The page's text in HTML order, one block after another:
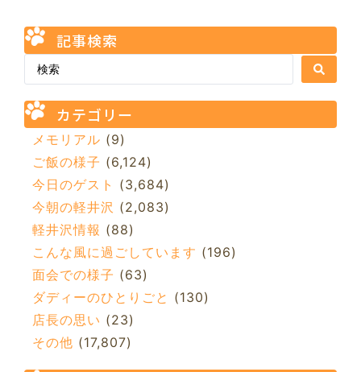
記事検索
カテゴリー
メモリアル (9)
ご飯の様子 (6,124)
今日のゲスト (3,684)
今朝の軽井沢 (2,083)
軽井沢情報 (88)
こんな風に過ごしています (196)
面会での様子 (63)
ダディーのひとりごと (130)
店長の思い (23)
その他 (17,807)